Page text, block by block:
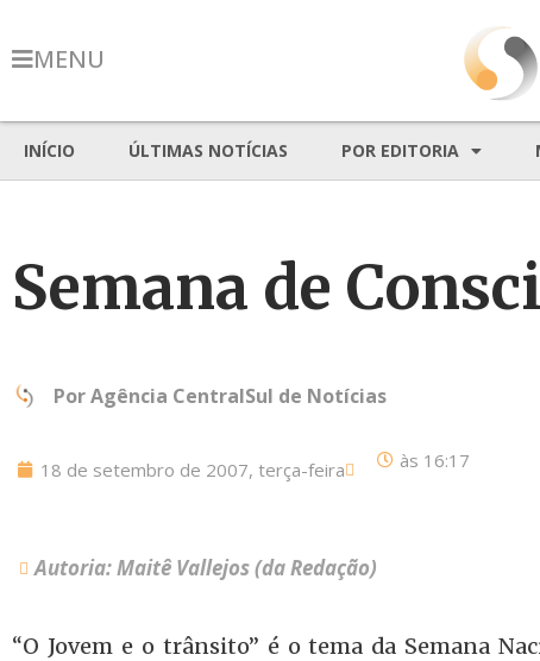
MENU
INÍCIO ÚLTIMAS NOTÍCIAS POR EDITORIA
Semana de
PorAgência CentralSul de Notícias
18 de setembro de 2007, terça-feira às 16:17
Autoria: Maitê Vallejos (da Redação)
“O Jovem e o trânsito” é o tema da Semana